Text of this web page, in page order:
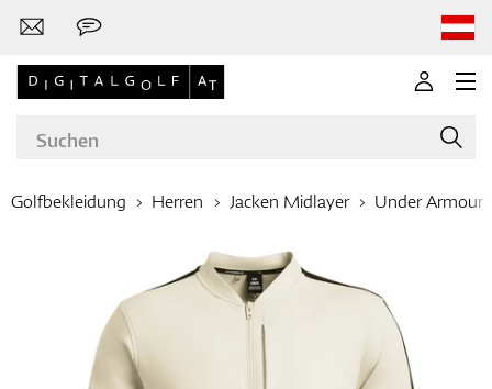
Marken
Golfschläger
Golfbekleidung Herren Jacken Midlayer Under Armour